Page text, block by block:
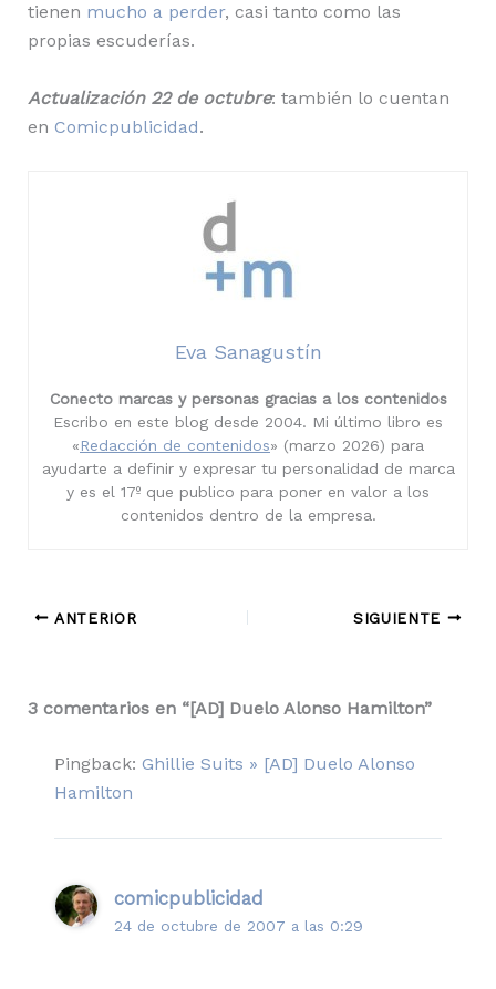
tienen mucho a perder, casi tanto como las
propias escuderías.
Actualización 22 de octubre: también lo cuentan
en Comicpublicidad.
Eva Sanagustín
Conecto marcas y personas gracias a los contenidos
Escribo en este blog desde 2004. Mi último libro es
«Redacción de contenidos» (marzo 2026) para
ayudarte a definir y expresar tu personalidad de marca
y es el 17º que publico para poner en valor a los
contenidos dentro de la empresa.
ANTERIOR SIGUIENTE
3 comentarios en “[AD] Duelo Alonso Hamilton”
Pingback: Ghillie Suits » [AD] Duelo Alonso
Hamilton
comicpublicidad
24 de octubre de 2007 a las 0:29